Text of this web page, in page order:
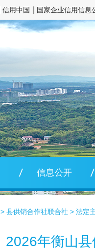
信用中国 国家企业信用信息
信息公开
> 县供销合作社联合社 > 法定
2026年衡山